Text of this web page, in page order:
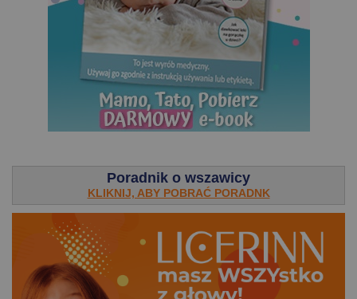
Poradnik o wszawicy
KLIKNIJ, ABY POBRAĆ PORADNK